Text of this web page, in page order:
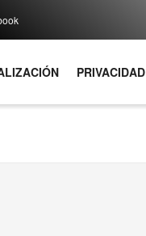
PRIVACIDAD